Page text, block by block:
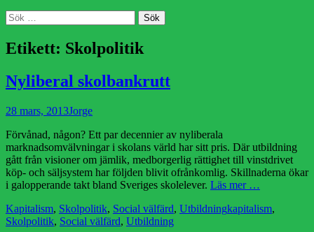
Sök
Sök
efter:
Etikett: Skolpolitik
Nyliberal skolbankrutt
Publicerad
28 mars, 2013Författare
Jorge
Förvånad, någon? Ett par decennier av nyliberala
marknadsomvälvningar i skolans värld har sitt pris. Där utbildning
gått från visioner om jämlik, medborgerlig rättighet till vinstdrivet
köp- och säljsystem har följden blivit ofrånkomlig. Skillnaderna ökar
i galopperande takt bland Sveriges skolelever. Läs mer …
Kategorier
Kapitalism, Skolpolitik, Social välfärd, UtbildningEtiketter
kapitalism,
Skolpolitik, Social välfärd, Utbildning